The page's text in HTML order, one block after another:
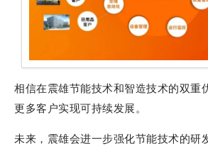
相信在震雄节能技术和智造技术的双重
更多客户实现可持续发展。
未来，震雄会进一步强化节能技术的研